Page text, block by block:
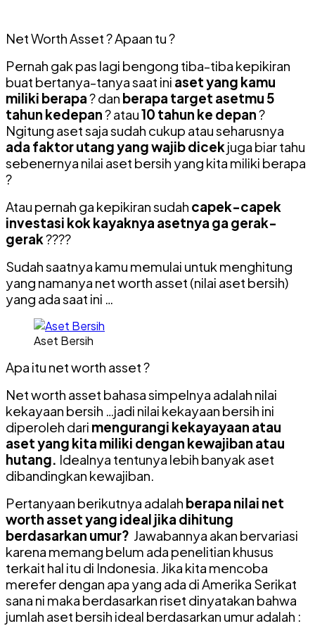
Net Worth Asset ? Apaan tu ?
Pernah gak pas lagi bengong tiba-tiba kepikiran
buat bertanya-tanya saat ini aset yang kamu
miliki berapa? dan berapa target asetmu 5
tahun kedepan? atau10 tahun ke depan?
Ngitung aset saja sudah cukup atau seharusnya
ada faktor utang yang wajib dicekjuga biar tahu
sebenernya nilai aset bersih yang kita miliki berapa
?
Atau pernah ga kepikiran sudah capek-capek
investasi kok kayaknya asetnya ga gerak-
gerak????
Sudah saatnya kamu memulai untuk menghitung
yang namanya net worth asset (nilai aset bersih)
yang ada saat ini …
Aset Bersih
Apa itu net worth asset ?
Net worth asset bahasa simpelnya adalah nilai
kekayaan bersih …jadi nilai kekayaan bersih ini
diperoleh dari mengurangi kekayayaan atau
aset yang kita miliki dengan kewajiban atau
hutang. Idealnya tentunya lebih banyak aset
dibandingkan kewajiban.
Pertanyaan berikutnya adalah berapa nilai net
worth asset yang ideal jika dihitung
berdasarkan umur? Jawabannya akan bervariasi
karena memang belum ada penelitian khusus
terkait hal itu di Indonesia. Jika kita mencoba
merefer dengan apa yang ada di Amerika Serikat
sana ni maka berdasarkan riset dinyatakan bahwa
jumlah aset bersih ideal berdasarkan umur adalah :